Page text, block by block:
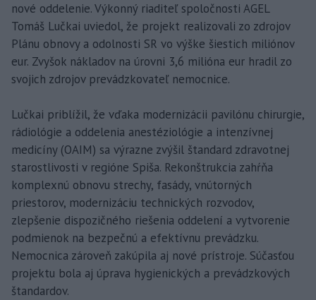
nové oddelenie. Výkonný riaditeľ spoločnosti AGEL
Tomáš Lučkai uviedol, že projekt realizovali zo zdrojov
Plánu obnovy a odolnosti SR vo výške šiestich miliónov
eur. Zvyšok nákladov na úrovni 3,6 milióna eur hradil zo
svojich zdrojov prevádzkovateľ nemocnice.
Lučkai priblížil, že vďaka modernizácii pavilónu chirurgie,
rádiológie a oddelenia anestéziológie a intenzívnej
medicíny (OAIM) sa výrazne zvýšil štandard zdravotnej
starostlivosti v regióne Spiša. Rekonštrukcia zahŕňa
komplexnú obnovu strechy, fasády, vnútorných
priestorov, modernizáciu technických rozvodov,
zlepšenie dispozičného riešenia oddelení a vytvorenie
podmienok na bezpečnú a efektívnu prevádzku.
Nemocnica zároveň zakúpila aj nové prístroje. Súčasťou
projektu bola aj úprava hygienických a prevádzkových
štandardov.